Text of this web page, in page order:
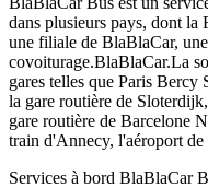
dans plusieurs pays, dont
une filiale de BlaBlaCar,
covoiturage.BlaBlaCar.La
gares telles que Paris Bercy
la gare routière de
gare routière de Barcelone
train d'Annecy, l'aéroport
Services à bord BlaBlaCar